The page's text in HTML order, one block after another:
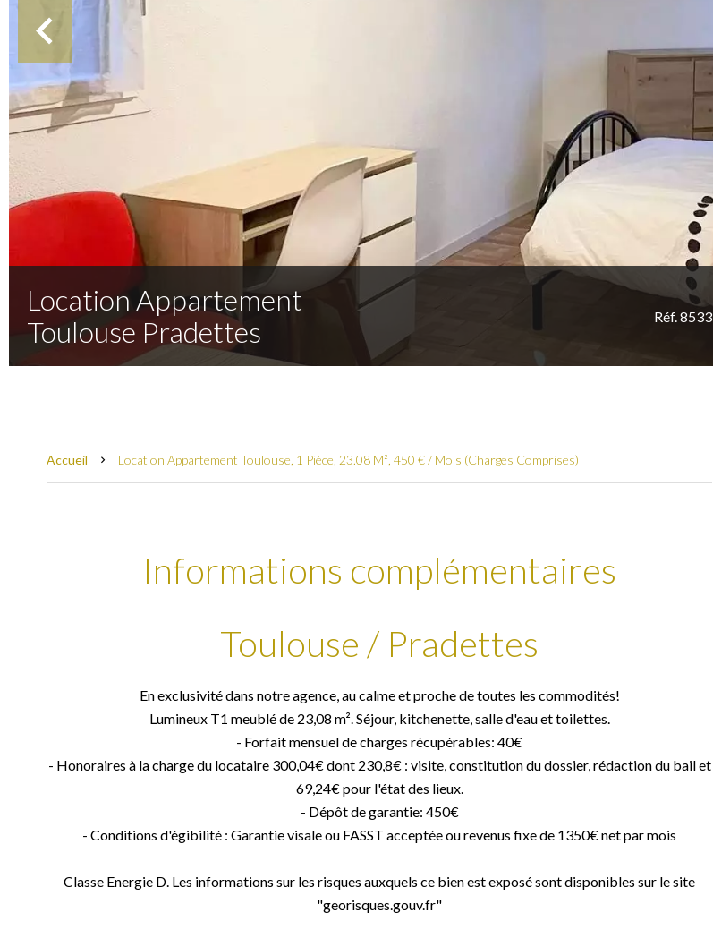
Location Appartement
Toulouse Pradettes
Réf. 8533
Accueil Location Appartement Toulouse, 1 Pièce, 23.08 M², 450 € / Mois (Charges Comprises)
Informations complémentaires
Toulouse / Pradettes
En exclusivité dans notre agence, au calme et proche de toutes les commodités!
Lumineux T1 meublé de 23,08 m². Séjour, kitchenette, salle d'eau et toilettes.
- Forfait mensuel de charges récupérables: 40€
- Honoraires à la charge du locataire 300,04€ dont 230,8€ : visite, constitution du dossier, rédaction du bail et
69,24€ pour l'état des lieux.
- Dépôt de garantie: 450€
- Conditions d'égibilité : Garantie visale ou FASST acceptée ou revenus fixe de 1350€ net par mois
Classe Energie D. Les informations sur les risques auxquels ce bien est exposé sont disponibles sur le site
"georisques.gouv.fr"